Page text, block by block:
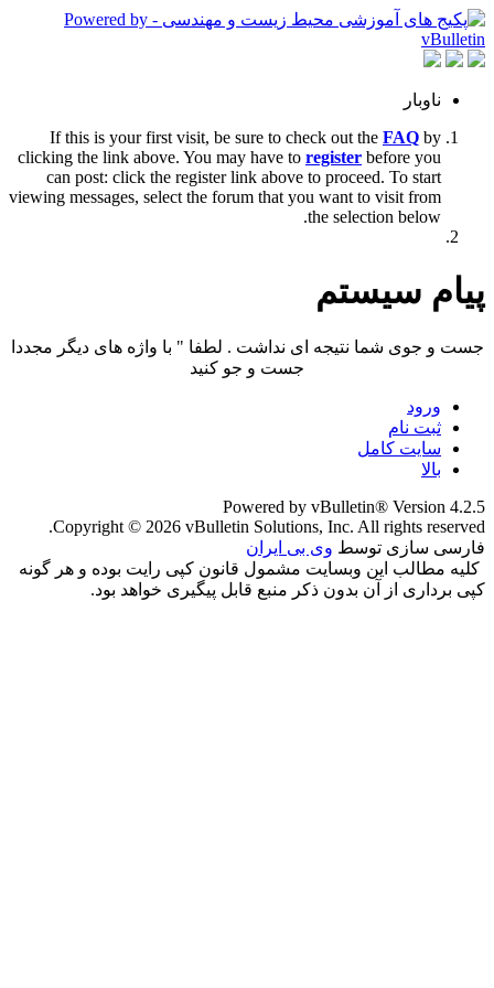
ناوبار
If this is your first visit, be sure to check out the FAQ by
clicking the link above. You may have to register before you
can post: click the register link above to proceed. To start
viewing messages, select the forum that you want to visit from
the selection below.
پیام سیستم
جست و جوی شما نتیجه ای نداشت . لطفا " با واژه های دیگر مجددا
جست و جو کنید
ورود
ثبت نام
سایت کامل
بالا
Powered by vBulletin® Version 4.2.5
Copyright © 2026 vBulletin Solutions, Inc. All rights reserved.
فارسی سازی توسط وی بی ایران
کلیه مطالب این وبسایت مشمول قانون کپی رایت بوده و هر گونه
کپی برداری از آن بدون ذکر منبع قابل پیگیری خواهد بود.